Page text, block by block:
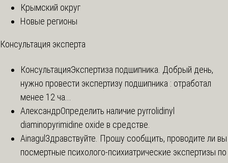
Крымский округ
Новые регионы
Консультация эксперта
КонсультацияЭкспертиза подшипника. Добрый день,
нужно провести экспертизу подшипника : отработал
менее 12 ча...
АлександрОпределить наличие pyrrolidinyl
diaminopyrimidine oxide в средстве.
Ainagul Здравствуйте. Прошу сообщить, проводите ли вы
посмертные психолого-психиатрические экспертизы по